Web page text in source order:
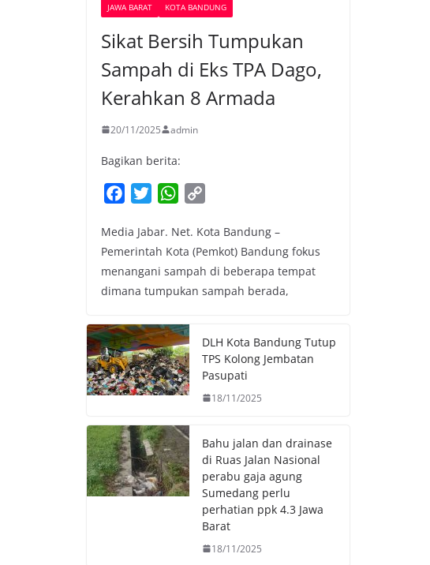
JAWA BARAT KOTA BANDUNG
Sikat Bersih Tumpukan
Sampah di Eks TPA Dago,
Kerahkan 8 Armada
20/11/2025 admin
Bagikan berita:
c
e
b
o
k
i
t
t
e
W
a
t
s
A
p
p
y
L
i
k
Media Jabar. Net. Kota Bandung –
Pemerintah Kota (Pemkot) Bandung fokus
menangani sampah di beberapa tempat
dimana tumpukan sampah berada,
DLH Kota Bandung Tutup
TPS Kolong Jembatan
Pasupati
18/11/2025
Bahu jalan dan drainase
di Ruas Jalan Nasional
perabu gaja agung
Sumedang perlu
perhatian ppk 4.3 Jawa
Barat
18/11/2025